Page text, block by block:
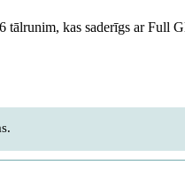
tālrunim, kas saderīgs ar Full